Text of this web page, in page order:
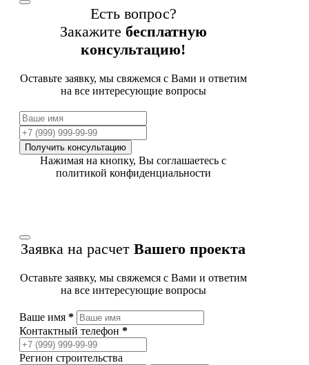
Есть вопрос?
Закажите бесплатную
консультацию!
Оставьте заявку, мы свяжемся с Вами и ответим
на все интересующие вопросы
Получить консультацию
Нажимая на кнопку, Вы соглашаетесь с
политикой конфиденциальности
Заявка на расчет Вашего проекта
Оставьте заявку, мы свяжемся с Вами и ответим
на все интересующие вопросы
Ваше имя *
Контактный телефон *
Регион строительства